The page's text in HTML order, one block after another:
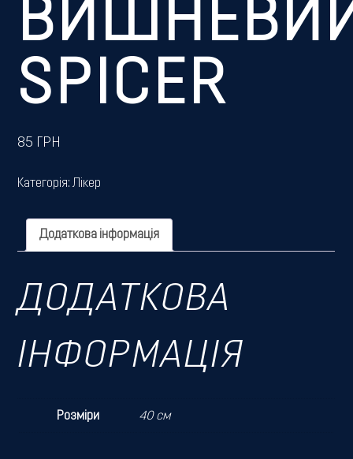
SPICER
85 ГРН
Категорія:Лікер
Додаткова інформація
ДОДАТКОВА
ІНФОРМАЦІЯ
Розміри 40 см